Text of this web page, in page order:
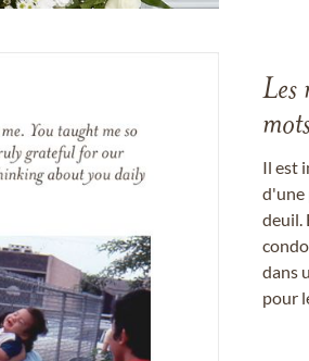
Les
Il est
d'une
deuil.
dans
pour